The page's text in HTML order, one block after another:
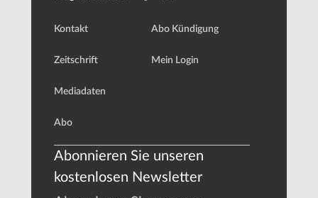
Kontakt
Zeitschrift
Mediadaten
Abo
Abo Kündigung
Mein Login
Abonnieren Sie unseren
kostenlosen Newsletter